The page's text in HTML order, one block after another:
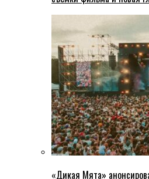
«Дикая Мята»